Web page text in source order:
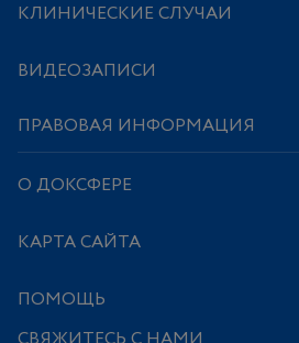
КЛИНИЧЕСКИЕ СЛУЧАИ
ВИДЕОЗАПИСИ
ПРАВОВАЯ ИНФОРМАЦИЯ
О ДОКСФЕРЕ
КАРТА САЙТА
ПОМОЩЬ